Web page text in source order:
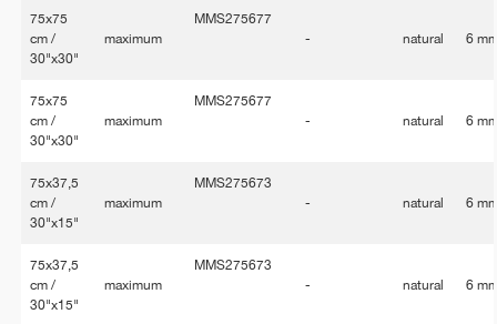
75x75
cm /
30"x30"
maximum
MMS275677
-
natural 6
75x75
cm /
30"x30"
maximum
MMS275677
-
natural 6
75x37,5
cm /
30"x15"
maximum
MMS275673
-
natural 6
75x37,5
cm /
30"x15"
maximum
MMS275673
-
natural 6